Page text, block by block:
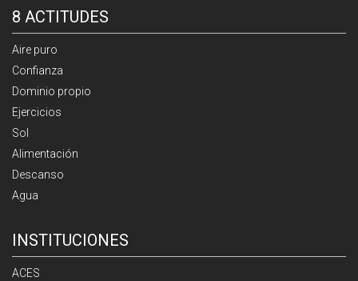
8 ACTITUDES
Aire puro
Confianza
Dominio propio
Ejercicios
Sol
Alimentación
Descanso
Agua
INSTITUCIONES
ACES